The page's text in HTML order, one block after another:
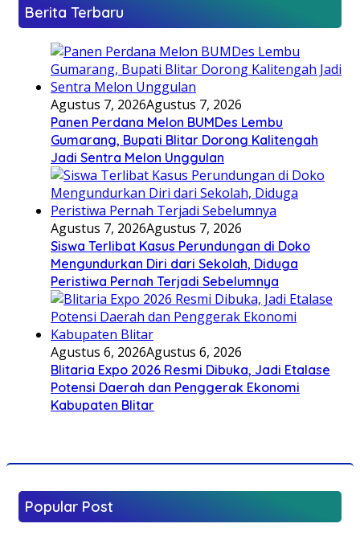
Berita Terbaru
Agustus 7, 2026Agustus 7, 2026
Panen Perdana Melon BUMDes Lembu
Gumarang, Bupati Blitar Dorong Kalitengah
Jadi Sentra Melon Unggulan
Agustus 7, 2026Agustus 7, 2026
Siswa Terlibat Kasus Perundungan di Doko
Mengundurkan Diri dari Sekolah, Diduga
Peristiwa Pernah Terjadi Sebelumnya
Agustus 6, 2026Agustus 6, 2026
Blitaria Expo 2026 Resmi Dibuka, Jadi Etalase
Potensi Daerah dan Penggerak Ekonomi
Kabupaten Blitar
Popular Post